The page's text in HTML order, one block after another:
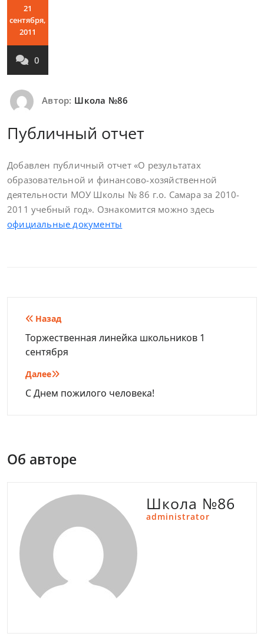
21
сентября,
2011
0
Автор: Школа №86
Публичный отчет
Добавлен публичный отчет «О результатах
образовательной и финансово-хозяйственной
деятельности МОУ Школы № 86 г.о. Самара за 2010-
2011 учебный год». Ознакомится можно здесь
официальные документы
Навигация
по
записям
Назад
Торжественная линейка школьников 1
сентября
Далее
С Днем пожилого человека!
Об авторе
Школа №86
administrator